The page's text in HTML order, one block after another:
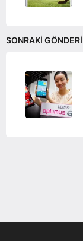
SONRAKI GÖNDERI